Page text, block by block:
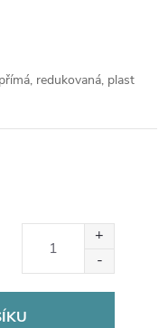
redukovaná, plast